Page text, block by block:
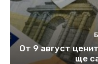
От 9 август
ще